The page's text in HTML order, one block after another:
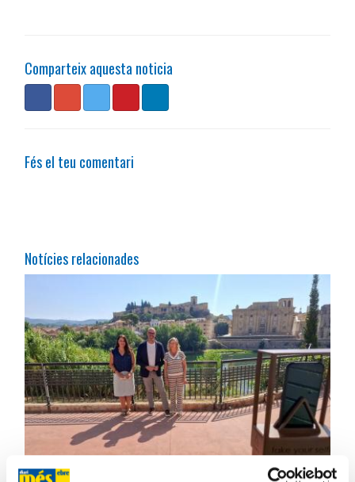
Comparteix aquesta noticia
Fés el teu comentari
Notícies relacionades